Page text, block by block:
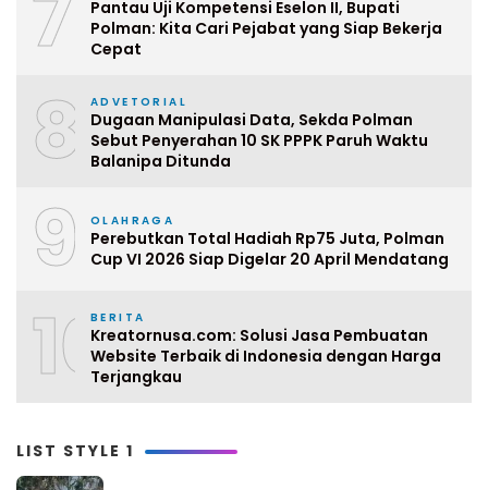
Pantau Uji Kompetensi Eselon II, Bupati
Polman: Kita Cari Pejabat yang Siap Bekerja
Cepat
8 ADVETORIAL
Dugaan Manipulasi Data, Sekda Polman
Sebut Penyerahan 10 SK PPPK Paruh Waktu
Balanipa Ditunda
9 OLAHRAGA
Perebutkan Total Hadiah Rp75 Juta, Polman
Cup VI 2026 Siap Digelar 20 April Mendatang
10BERITA
Kreatornusa.com: Solusi Jasa Pembuatan
Website Terbaik di Indonesia dengan Harga
Terjangkau
LIST STYLE 1